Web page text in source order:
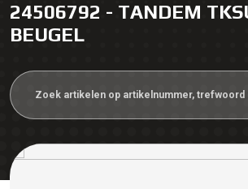
24506792 - TANDEM
BEUGEL